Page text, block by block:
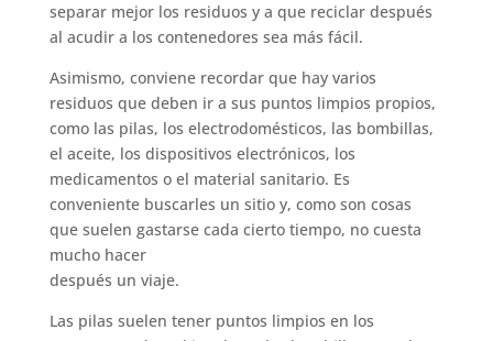
separar mejor los residuos y a que reciclar después
al acudir a los contenedores sea más fácil.
Asimismo, conviene recordar que hay varios
residuos que deben ir a sus puntos limpios propios,
como las pilas, los electrodomésticos, las bombillas,
el aceite, los dispositivos electrónicos, los
medicamentos o el material sanitario. Es
conveniente buscarles un sitio y, como son cosas
que suelen gastarse cada cierto tiempo, no cuesta
mucho hacer
después un viaje.
Las pilas suelen tener puntos limpios en los